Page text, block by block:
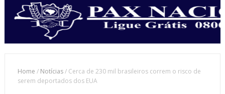
Home / Notícias/ Cerca de 230 mil brasileiros correm o risco de
serem deportados dos EUA